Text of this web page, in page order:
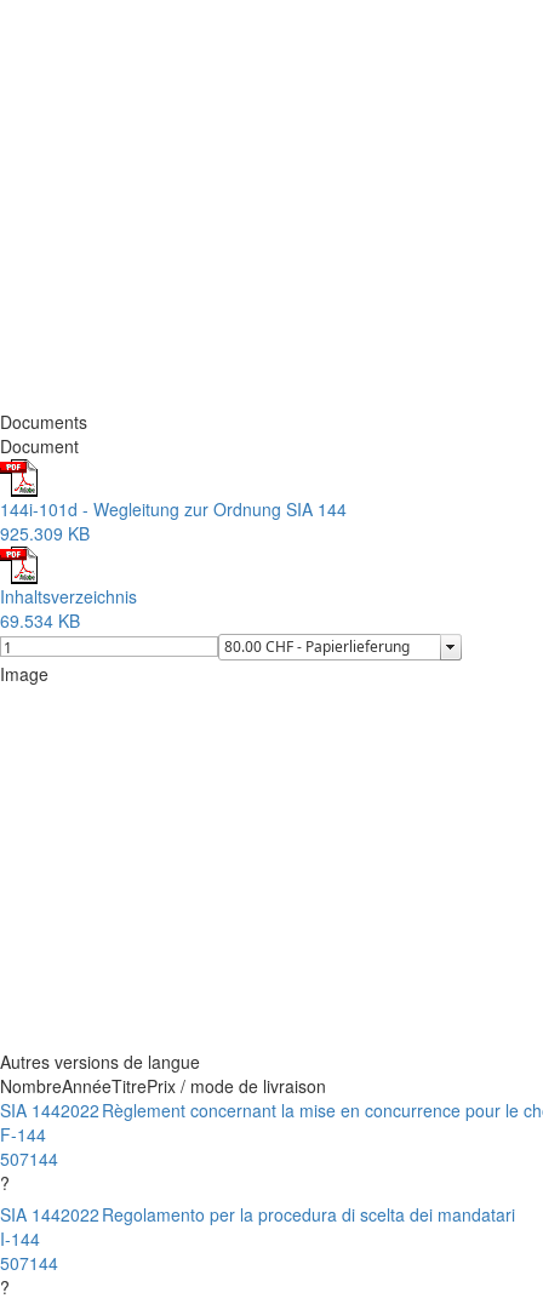
Documents
Document
144i-101d - Wegleitung zur Ordnung SIA 144
925.309 KB
Inhaltsverzeichnis
69.534 KB
Image
Autres versions de langue
NombreAnnéeTitrePrix / mode de livraison
SIA 144
F-144
507144
?
2022 Règlement concernant la mise en concurrence pour le
SIA 144
I-144
507144
?
2022 Regolamento per la procedura di scelta dei mandatari